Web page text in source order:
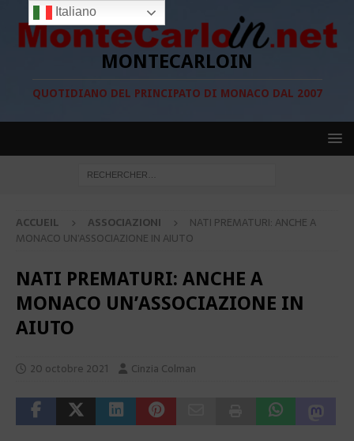
MONTECARLOIN
QUOTIDIANO DEL PRINCIPATO DI MONACO DAL 2007
ACCUEIL ASSOCIAZIONI
NATI PREMATURI: ANCHE A
MONACO UN’ASSOCIAZIONE IN AIUTO
NATI PREMATURI: ANCHE A
MONACO UN’ASSOCIAZIONE IN
AIUTO
20 octobre 2021 Cinzia Colman
Italiano